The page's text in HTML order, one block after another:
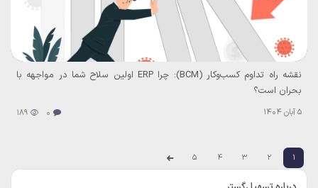
نقشه راه تداوم کسب‌وکار (BCM): چرا ERP اولین سلاح شما در مواجهه با
بحران است؟
5 آبان 1404 0
189
1
2
3
4
5